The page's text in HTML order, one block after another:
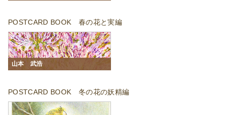
POSTCARD BOOK 春の花と実編
山本 武浩
POSTCARD BOOK 冬の花の妖精編